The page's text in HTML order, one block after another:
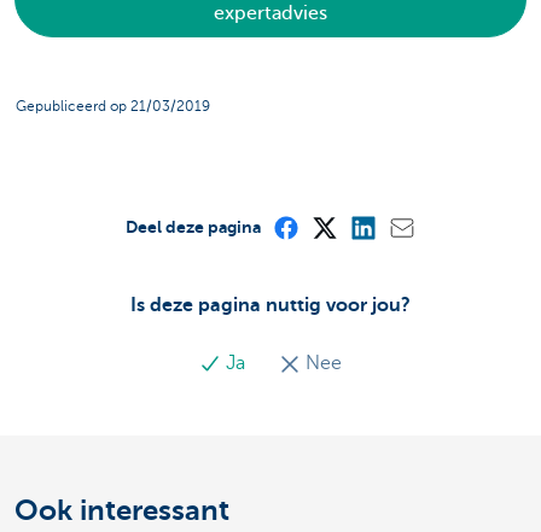
expertadvies
Gepubliceerd op 21/03/2019
Is deze pagina nuttig voor jou?
Ja Nee
Deel deze pagina
Ook interessant